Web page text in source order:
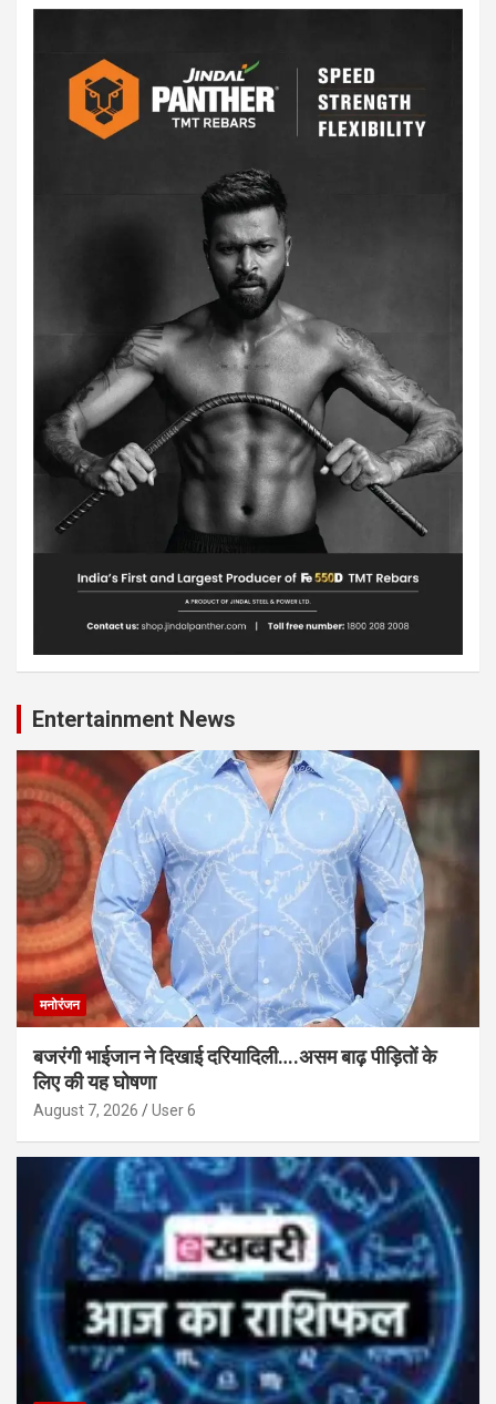
Entertainment News
मनोरंजन
बजरंगी भाईजान ने दिखाई दरियादिली….असम बाढ़ पीड़ितों के
लिए की यह घोषणा
August 7, 2026 User 6